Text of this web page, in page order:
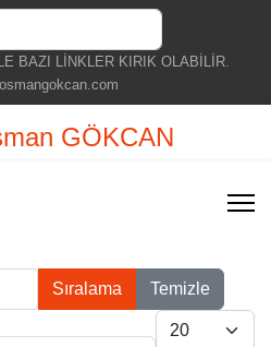
BAZI LİNKLER KIRIK OLABİLİR.
GÖKCAN
Sıralama Temizle
Göster #